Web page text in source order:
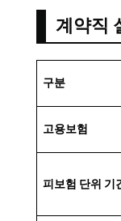
계약직
구분
고용보험
피보험 단위 기